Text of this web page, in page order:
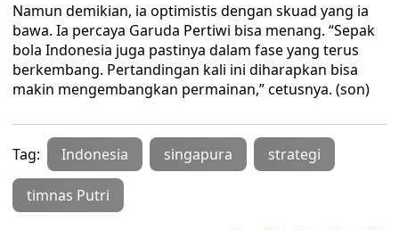
Namun demikian, ia optimistis dengan skuad yang ia
bawa. Ia percaya Garuda Pertiwi bisa menang. “Sepak
bola Indonesia juga pastinya dalam fase yang terus
berkembang. Pertandingan kali ini diharapkan bisa
makin mengembangkan permainan,” cetusnya. (son)
Tag: Indonesia singapura strategi
timnas Putri